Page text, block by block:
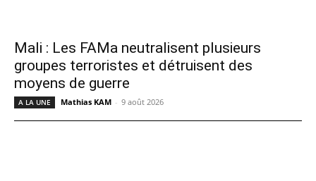
Mali : Les FAMa neutralisent plusieurs
groupes terroristes et détruisent des
moyens de guerre
A LA UNE Mathias KAM - 9 août 2026